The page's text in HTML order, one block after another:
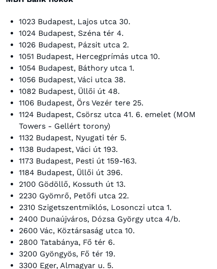
1023 Budapest, Lajos utca 30.
1024 Budapest, Széna tér 4.
1026 Budapest, Pázsit utca 2.
1051 Budapest, Hercegprímás utca 10.
1054 Budapest, Báthory utca 1.
1056 Budapest, Váci utca 38.
1082 Budapest, Üllői út 48.
1106 Budapest, Örs Vezér tere 25.
1124 Budapest, Csörsz utca 41. 6. emelet (MOM
Towers - Gellért torony)
1132 Budapest, Nyugati tér 5.
1138 Budapest, Váci út 193.
1173 Budapest, Pesti út 159-163.
1184 Budapest, Üllői út 396.
2100 Gödöllő, Kossuth út 13.
2230 Gyömrő, Petőfi utca 22.
2310 Szigetszentmiklós, Losonczi utca 1.
2400 Dunaújváros, Dózsa György utca 4/b.
2600 Vác, Köztársaság utca 10.
2800 Tatabánya, Fő tér 6.
3200 Gyöngyös, Fő tér 19.
3300 Eger, Almagyar u. 5.